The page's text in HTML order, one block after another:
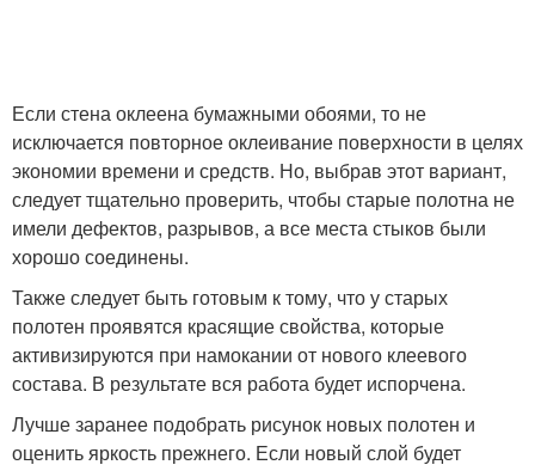
Если стена оклеена бумажными обоями, то не
исключается повторное оклеивание поверхности в целях
экономии времени и средств. Но, выбрав этот вариант,
следует тщательно проверить, чтобы старые полотна не
имели дефектов, разрывов, а все места стыков были
хорошо соединены.
Также следует быть готовым к тому, что у старых
полотен проявятся красящие свойства, которые
активизируются при намокании от нового клеевого
состава. В результате вся работа будет испорчена.
Лучше заранее подобрать рисунок новых полотен и
оценить яркость прежнего. Если новый слой будет